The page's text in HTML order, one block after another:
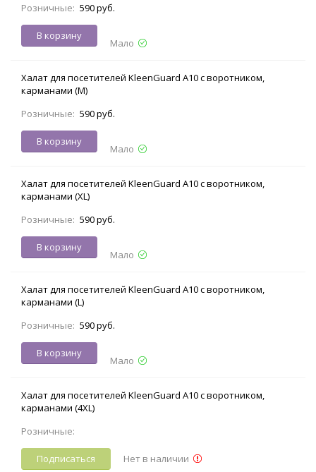
Розничные: 590 руб.
В корзину
Мало
Халат для посетителей KleenGuard A10 с воротником,
карманами (M)
Розничные: 590 руб.
В корзину
Мало
Халат для посетителей KleenGuard A10 с воротником,
карманами (XL)
Розничные: 590 руб.
В корзину
Мало
Халат для посетителей KleenGuard A10 с воротником,
карманами (L)
Розничные: 590 руб.
В корзину
Мало
Халат для посетителей KleenGuard A10 с воротником,
карманами (4XL)
Розничные:
Подписаться Нет в наличии